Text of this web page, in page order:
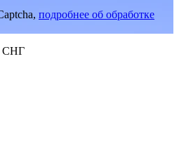
подробнее об обработке
СНГ